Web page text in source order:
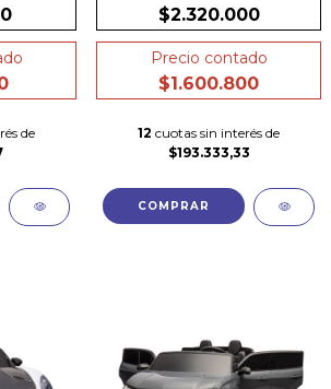
de
$2.320.000
Precio contado
$1.600.800
12 cuotas sin interés de
$193.333,33
COMPRAR